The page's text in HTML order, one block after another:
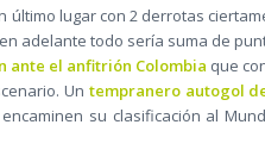
último lugar con 2 derrotas
adelante todo sería suma de
ante el anfitrión Colombia que
Un tempranero autogol
su clasificación al